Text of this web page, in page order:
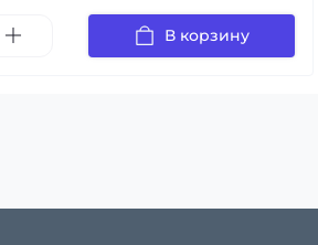
В корзину